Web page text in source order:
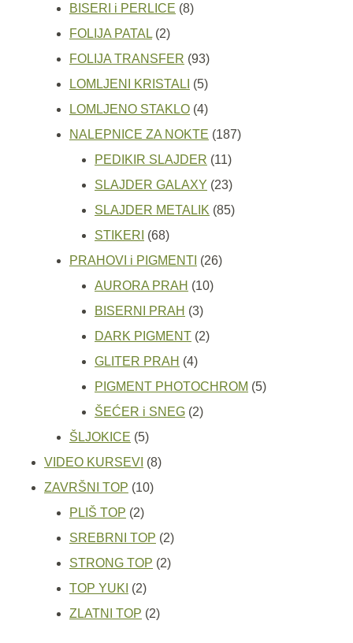
proizvoda
BISERI i PERLICE 88
FOLIJA PATAL 22
proizvoda
FOLIJA TRANSFER 9393
proizvoda
LOMLJENI KRISTALI 55
proizvoda
LOMLJENO STAKLO 44
proizvoda
NALEPNICE ZA NOKTE 187187
PEDIKIR SLAJDER 1111
proizvoda
SLAJDER GALAXY 2323
proizvoda
SLAJDER METALIK 8585
STIKERI 6868
proizvoda
PRAHOVI i PIGMENTI 2626
AURORA PRAH 1010
BISERNI PRAH 33
proizvoda
DARK PIGMENT 22
GLITER PRAH 44
proizvoda
PIGMENT PHOTOCHROM 55
ŠEĆER i SNEG 22
ŠLJOKICE 55
proizvoda
VIDEO KURSEVI 88
ZAVRŠNI TOP 1010
PLIŠ TOP 22
proizvoda
SREBRNI TOP 22
proizvoda
STRONG TOP 22
TOP YUKI 22
proizvoda
ZLATNI TOP 22